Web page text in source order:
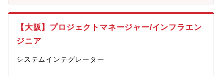
幅広くご対応頂けます。(コーポレートサイト、会員制サイト、大
規模なポータルサイト)■スピンメディア：
https://solutions.ostechnology.co.jp/spinmedia.html動画・静止
画・メタデータ・リンク等 あらゆるマルチメディアに対応した
電子出版物プラットフォームです。独自フォーマットをあらゆる
技術です！■DATADOG：
ります。※ご経験に応じて業務をお任せします。 ※自身のキャリ
のシステム提案・設計・構築■クラウドサービス向けサーバ運用監
視■金融系情報基盤のリプレース■医療機器系DWH基盤保守■旅行
（製造業）【同社の魅力】■業界最大規模：グループでITエンジニ
【大阪】プロジェクトマネージャー/インフラエン
ジニア
システムインテグレーター